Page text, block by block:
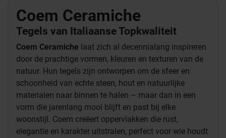
Coem Ceramiche
Tegels van Italiaanse Topkwaliteit
Coem Ceramiche laat zich al decennialang inspireren
door de prachtige vormen, kleuren en texturen van de
natuur. Hun tegels zijn ontworpen om de sfeer en
schoonheid van echte steen, hout en natuurlijke
materialen naar binnen te halen – maar dan in een
vorm die jarenlang mooi blijft en past bij elke
woonstijl. Coem creëert oppervlakken die rust,
elegantie en karakter uitstralen, perfect voor wie houdt